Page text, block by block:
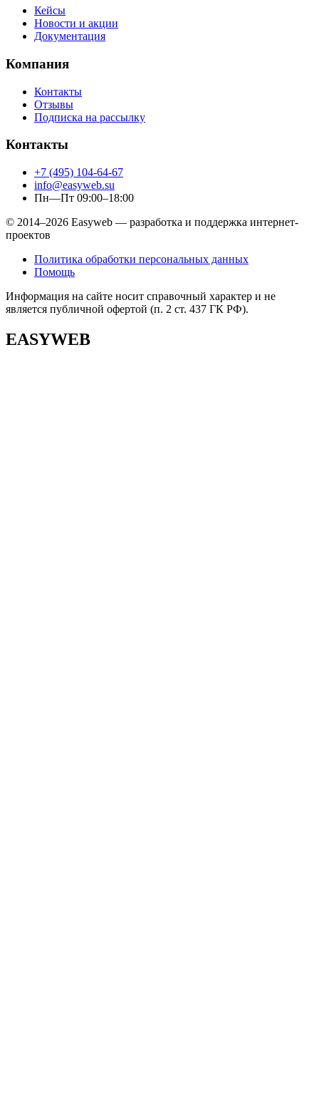
Кейсы
Новости и акции
Документация
Компания
Контакты
Отзывы
Подписка на рассылку
Контакты
+7 (495) 104-64-67
info@easyweb.su
Пн—Пт 09:00–18:00
© 2014–2026 Easyweb — разработка и поддержка интернет-
проектов
Политика обработки персональных данных
Помощь
Информация на сайте носит справочный характер и не
является публичной офертой (п. 2 ст. 437 ГК РФ).
EASYWEB